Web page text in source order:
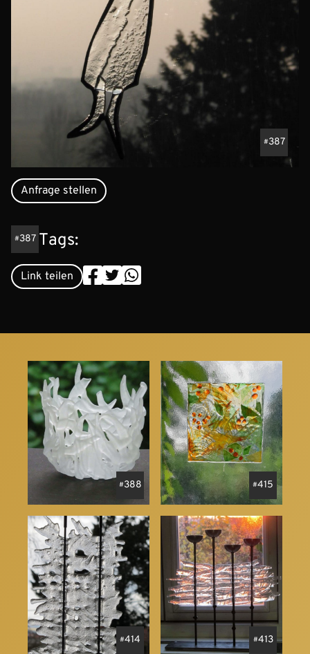
387
387 Tags:
Link teilen
Anfrage stellen
388 415
414 413